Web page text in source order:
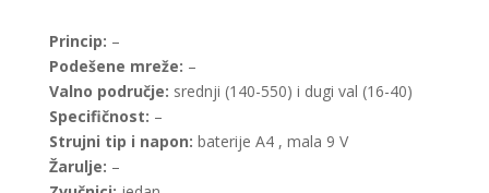
Princip: –
Podešene mreže: –
Valno područje: srednji (140-550) i dugi val (16-40)
Specifičnost: –
Strujni tip i napon: baterije A4 , mala 9 V
Žarulje: –